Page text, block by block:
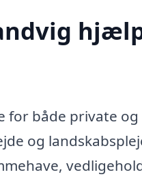
for både private og
og